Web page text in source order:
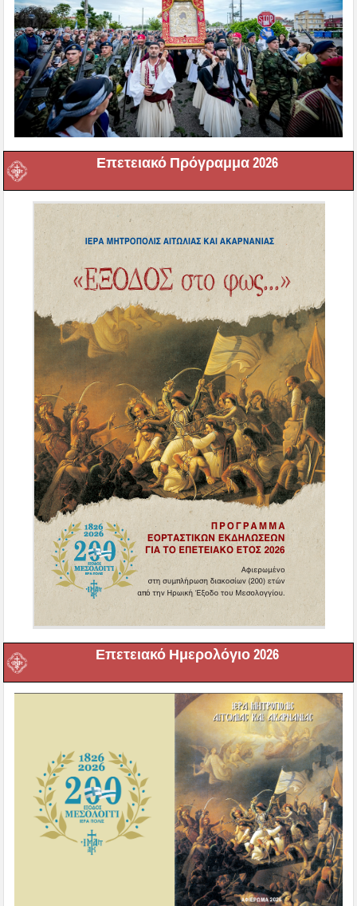
Επετειακό Πρόγραμμα 2026
Επετειακό Ημερολόγιο 2026